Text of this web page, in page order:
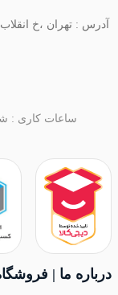
آدرس : تهران ،خ
ساعات کاری : شنبه تا
درباره ما | فروشگاه